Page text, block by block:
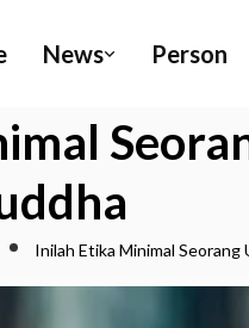
News Person
Inilah Etika Minimal Seorang